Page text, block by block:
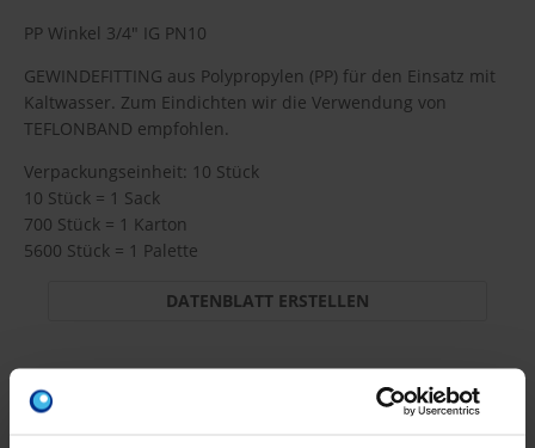
PP Winkel 3/4" IG PN10
GEWINDEFITTING aus Polypropylen (PP) für den Einsatz mit
Kaltwasser. Zum Eindichten wir die Verwendung von
TEFLONBAND empfohlen.
Verpackungseinheit: 10 Stück
10 Stück = 1 Sack
700 Stück = 1 Karton
5600 Stück = 1 Palette
DATENBLATT ERSTELLEN
BW-W3/4